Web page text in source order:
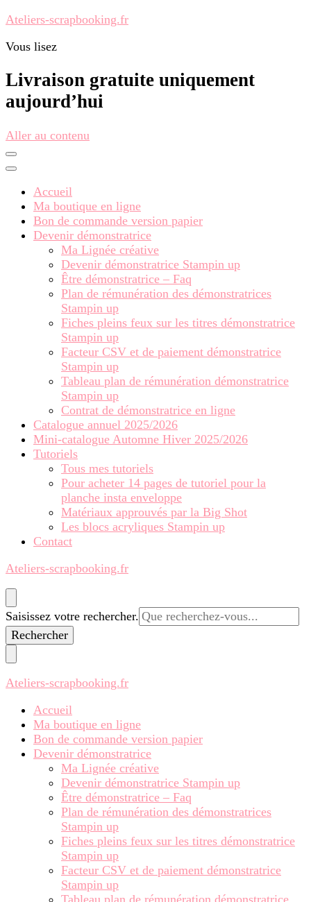
Ateliers-scrapbooking.fr
Vous lisez
Livraison gratuite uniquement
aujourd’hui
Aller au contenu
Accueil
Ma boutique en ligne
Bon de commande version papier
Devenir démonstratrice
Ma Lignée créative
Devenir démonstratrice Stampin up
Être démonstratrice – Faq
Plan de rémunération des démonstratrices
Stampin up
Fiches pleins feux sur les titres démonstratrice
Stampin up
Facteur CSV et de paiement démonstratrice
Stampin up
Tableau plan de rémunération démonstratrice
Stampin up
Contrat de démonstratrice en ligne
Catalogue annuel 2025/2026
Mini-catalogue Automne Hiver 2025/2026
Tutoriels
Tous mes tutoriels
Pour acheter 14 pages de tutoriel pour la
planche insta enveloppe
Matériaux approuvés par la Big Shot
Les blocs acryliques Stampin up
Contact
Ateliers-scrapbooking.fr
Vous
recherchiez
quelque
Saisissez votre rechercher.
Ateliers-scrapbooking.fr
Accueil
Ma boutique en ligne
Bon de commande version papier
Devenir démonstratrice
Ma Lignée créative
Devenir démonstratrice Stampin up
Être démonstratrice – Faq
Plan de rémunération des démonstratrices
Stampin up
Fiches pleins feux sur les titres démonstratrice
Stampin up
Facteur CSV et de paiement démonstratrice
Stampin up
Tableau plan de rémunération démonstratrice